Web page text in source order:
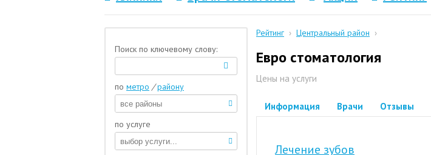
Рейтинг › Центральный район ›
Евро стоматология
Цены на услуги
Информация Врачи Отзывы
Лечение зубов
Поиск по ключевому слову:
по метро / району
по услуге